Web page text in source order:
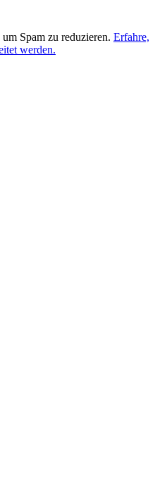
Spam zu reduzieren. Erfahre,
werden.